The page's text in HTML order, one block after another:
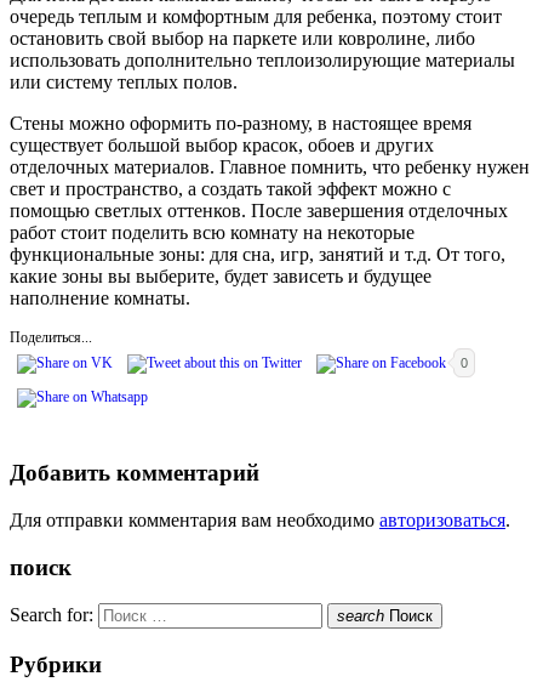
очередь теплым и комфортным для ребенка, поэтому стоит
остановить свой выбор на паркете или ковролине, либо
использовать дополнительно теплоизолирующие материалы
или систему теплых полов.
Стены можно оформить по-разному, в настоящее время
существует большой выбор красок, обоев и других
отделочных материалов. Главное помнить, что ребенку нужен
свет и пространство, а создать такой эффект можно с
помощью светлых оттенков. После завершения отделочных
работ стоит поделить всю комнату на некоторые
функциональные зоны: для сна, игр, занятий и т.д. От того,
какие зоны вы выберите, будет зависеть и будущее
наполнение комнаты.
Поделиться...
0
Добавить комментарий
Для отправки комментария вам необходимо авторизоваться.
поиск
Search for: search Поиск
Рубрики